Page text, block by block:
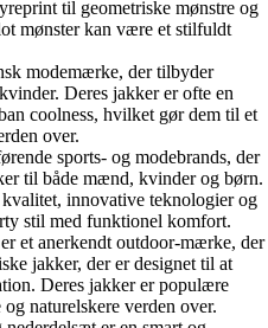
til geometriske mønstre og
mønster kan være et stilfuldt
modemærke, der tilbyder
Deres jakker er ofte en
coolness, hvilket gør dem til et
over.
sports- og modebrands, der
til både mænd, kvinder og børn.
innovative teknologier og
stil med funktionel komfort.
et anerkendt outdoor-mærke, der
jakker, der er designet til at
Deres jakker er populære
naturelskere verden over.